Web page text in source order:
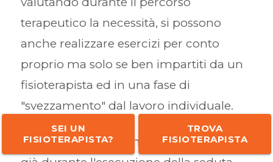
terapeutico la necessità, si possono
anche realizzare esercizi per conto
proprio ma solo se ben impartiti da un
fisioterapista ed in una fase di
"svezzamento" dal lavoro individuale.
Il dolore normalmente viene controllato
SEI UN
FISIOTERAPISTA?
TROVA
FISIOTERAPISTA